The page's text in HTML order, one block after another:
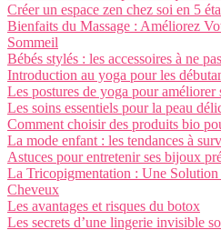
Créer un espace zen chez soi en 5
Bienfaits du Massage : Améliorez
Sommeil
Bébés stylés : les accessoires à ne
Introduction au yoga pour les
Les postures de yoga pour améliorer
Les soins essentiels pour la peau
Comment choisir des produits bio
La mode enfant : les tendances à
Astuces pour entretenir ses bijoux
La Tricopigmentation : Une
Cheveux
Les avantages et risques du botox
Les secrets d’une lingerie invisible